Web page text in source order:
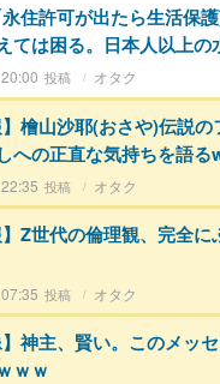
住許可が出たら生活保
ては困る。日本人以上の
オタク
】檜山沙耶(おさや)伝説
への正直な気持ちを語る
オタク
】Z世代の倫理観、完全
オタク
】神主、賢い。このメッ
ｗｗ